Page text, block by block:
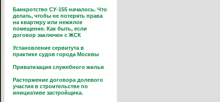
Банкротство СУ-155 началось. Что
делать, чтобы не потерять права
на квартиру или нежилое
помещение. Как быть, если
договор заключен с ЖСК
Установление сервитута в
практике судов города Москвы
Приватизация служебного жилья
Расторжение договора долевого
участия в строительстве по
инициативе застройщика.